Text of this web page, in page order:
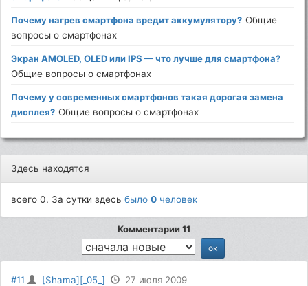
Почему нагрев смартфона вредит аккумулятору? Общие
вопросы о смартфонах
Экран AMOLED, OLED или IPS — что лучше для смартфона?
Общие вопросы о смартфонах
Почему у современных смартфонов такая дорогая замена
дисплея? Общие вопросы о смартфонах
Здесь находятся
всего 0. За сутки здесьбыло0 человек
Комментарии 11
#11 [Shama][_05_] 27 июля 2009